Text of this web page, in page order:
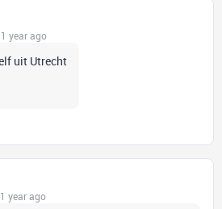
year ago
uit Utrecht
year ago